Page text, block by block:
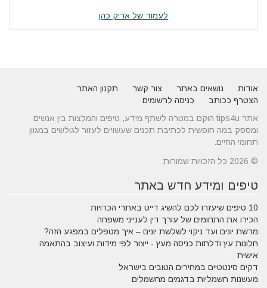
לעמוד של אריק כהן
אודות נושאים באתר צור קשר
תקנון האתר
הצטרף ככותב
כניסה לרשומים
אתר tips4u הוקם במטרה לשתף מידע, טיפים והמלצות בין אנשים
ומספק במה חופשית לכתיבת תכנים שעשויים לעזור לגולשים במגוון
תחומי החיים.
© 2026 כל הזכויות שמורות
טיפים ומידע חדש באתר
10 טיפים שיעזרו לכם להשיג דייט באתרי הכרויות
הכירו את התחומים של עורך דין לענייני משפחה
מרשת יונים ועד ניקוי לשלשת יונים – איך מטפלים במפגע הזה?
חלונות עץ ודלתות כניסה מעץ - ייצור לפי מידות ועיצוב בהתאמה
אישית
דקים סינטטיים במחירים הטובים בישראל
מעשנות חשמליות בדגמים מחשמלים